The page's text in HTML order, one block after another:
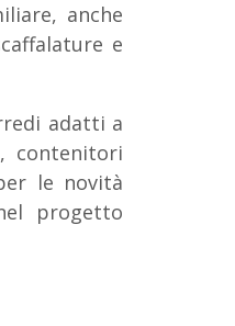
anche
e
adatti a
contenitori
le novità
progetto